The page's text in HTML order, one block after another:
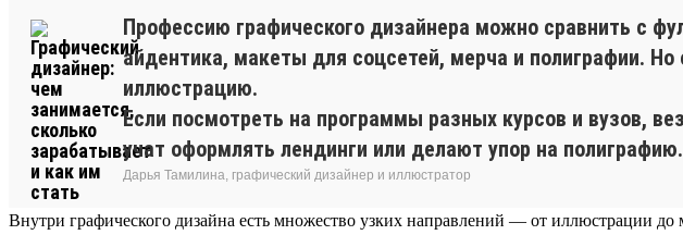
Профессию графического дизайнера можно сравнить с
айдентика, макеты для соцсетей, мерча и полиграфии.
иллюстрацию.
Если посмотреть на программы разных курсов и вузов,
учат оформлять лендинги или делают упор на
Дарья Тамилина, графический дизайнер и иллюстратор
Внутри графического дизайна есть множество узких направлений — от иллюстрации